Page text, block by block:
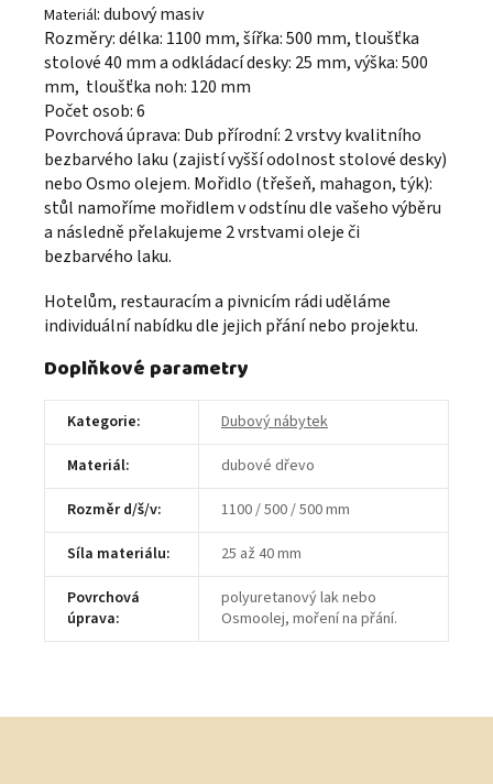
Materiál: dubový masiv
Rozměry: délka: 1100 mm, šířka: 500 mm, tloušťka
stolové 40 mm a odkládací desky: 25 mm, výška: 500
mm, tloušťka noh: 120 mm
Počet osob: 6
Povrchová úprava: Dub přírodní: 2 vrstvy kvalitního
bezbarvého laku (zajistí vyšší odolnost stolové desky)
nebo Osmo olejem. Mořidlo (třešeň, mahagon, týk):
stůl namoříme mořidlem v odstínu dle vašeho výběru
a následně přelakujeme 2 vrstvami oleje či
bezbarvého laku.
Hotelům, restauracím a pivnicím rádi uděláme
individuální nabídku dle jejich přání nebo projektu.
Doplňkové parametry
Kategorie:
Dubový nábytek
Materiál:
dubové dřevo
Rozměr d/š/v:
1100 / 500 / 500 mm
Síla materiálu:
25 až 40 mm
Povrchová
úprava:
polyuretanový lak nebo
Osmoolej, moření na přání.
Z